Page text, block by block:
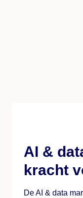
AI &
kracht
De AI & data